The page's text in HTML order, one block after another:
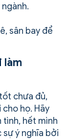
sân bay để
làm
chưa đủ,
họ. Hãy
tình, hết mình
sự ý nghĩa bởi